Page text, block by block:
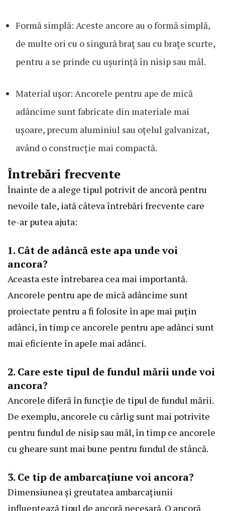
Formă simplă: Aceste ancore au o formă simplă,
de multe ori cu o singură braț sau cu brațe scurte,
pentru a se prinde cu ușurință în nisip sau mâl.
Material ușor: Ancorele pentru ape de mică
adâncime sunt fabricate din materiale mai
ușoare, precum aluminiul sau oțelul galvanizat,
având o construcție mai compactă.
Întrebări frecvente
Înainte de a alege tipul potrivit de ancoră pentru
nevoile tale, iată câteva întrebări frecvente care
te-ar putea ajuta:
1. Cât de adâncă este apa unde voi
ancora?
Aceasta este întrebarea cea mai importantă.
Ancorele pentru ape de mică adâncime sunt
proiectate pentru a fi folosite în ape mai puțin
adânci, în timp ce ancorele pentru ape adânci sunt
mai eficiente în apele mai adânci.
2. Care este tipul de fundul mării unde voi
ancora?
Ancorele diferă în funcție de tipul de fundul mării.
De exemplu, ancorele cu cârlig sunt mai potrivite
pentru fundul de nisip sau mâl, în timp ce ancorele
cu gheare sunt mai bune pentru fundul de stâncă.
3. Ce tip de ambarcațiune voi ancora?
Dimensiunea și greutatea ambarcațiunii
influențează tipul de ancoră necesară. O ancoră